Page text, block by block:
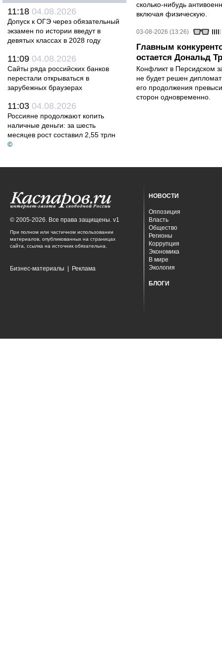
11:18 04.08.2026
Допуск к ОГЭ через обязательный
экзамен по истории введут в
девятых классах в 2028 году
11:09 04.08.2026
Сайты ряда российских банков
перестали открываться в
зарубежных браузерах
11:03 04.08.2026
Россияне продолжают копить
наличные деньги: за шесть
месяцев рост составил 2,55 трлн
©
сколько-нибудь
включая физическую.
03-08-2026 (13:26)
Главным
остается Дональд
Конфликт в Персидском
не будет решен
его продолжения
сторон одновременно.
© 2005-2026. Все права защищены. v1
При полном или частичном использовании
материалов, опубликованных на страницах
сайта, ссылка на источник обязательна.
Бизнес-материалы Реклама
НОВОСТИ
Оппозиция
Власть
Общество
Регионы
Коррупция
Экономика
В мире
Экология
БЛОГИ